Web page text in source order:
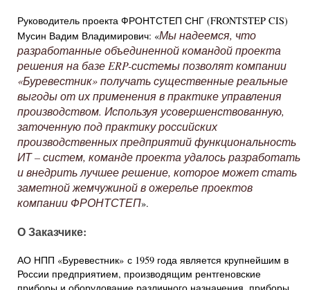
Руководитель проекта ФРОНТСТЕП СНГ (FRONTSTEP CIS)
Мусин Вадим Владимирович: «Мы надеемся, что
разработанные объединенной командой проекта
решения на базе ERP-системы позволят компании
«Буревестник» получать существенные реальные
выгоды от их применения в практике управления
производством. Используя усовершенствованную,
заточенную под практику российских
производственных предприятий функциональность
ИТ – систем, команде проекта удалось разработать
и внедрить лучшее решение, которое может стать
заметной жемчужиной в ожерелье проектов
компании ФРОНТСТЕП».
О Заказчике:
АО НПП «Буревестник» с 1959 года является крупнейшим в
России предприятием, производящим рентгеновские